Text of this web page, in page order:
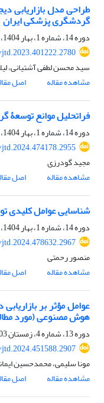
طراحی مدل بازاریابی
گردشگری پزشکی ایران
دوره 14، شماره 1، بهار 1404، صفحه
سید محسن لطفی آشتیانی،
مشاهده مقاله
اصل
فراتحلیل موانع
دوره 14، شماره 1، بهار 1404، صفحه
مجید گودرزی
مشاهده مقاله
اصل
شناسایی عوامل
دوره 14، شماره 1، بهار 1404، صفحه
منصور رحمتی
مشاهده مقاله
اصل
عوامل مؤثر بر
هوش مصنوعی (مورد
دوره 13، شماره 4، زمستان 1403، صفحه
مونا سلیمی، محمدحسین
مشاهده مقاله
اصل